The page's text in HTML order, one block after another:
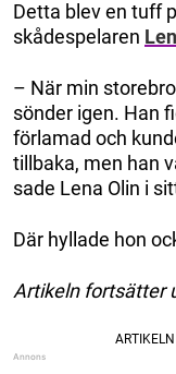
Detta blev en tuff
skådespelaren
– När min
sönder igen. Han
förlamad och
tillbaka, men han
sade Lena Olin i
Där hyllade hon
Artikeln fortsätter